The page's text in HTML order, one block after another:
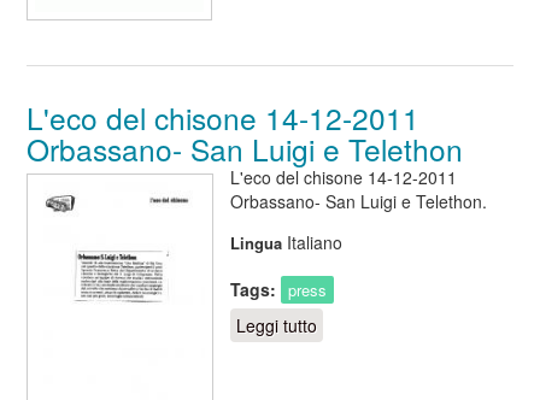
L'eco del chisone 14-12-2011
Orbassano- San Luigi e Telethon
L'eco del chisone 14-12-2011
Orbassano- San Luigi e Telethon.
Lingua Italiano
Tags:
press
Leggi tutto
2011 Orbassano- San Luigi